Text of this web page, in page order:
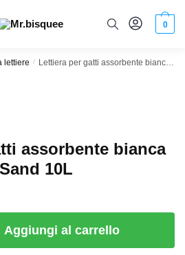
0
lettiere / Lettiera per gatti assorbente bianca profumata BioSand 10L
assorbente bianca
10L
Aggiungi al carrello